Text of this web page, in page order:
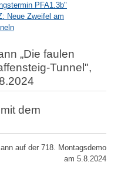
PFA1.3b"
Neue Zweifel am
„Die faulen
Tunnel",
dem
auf der 718. Montagsdemo
am 5.8.2024